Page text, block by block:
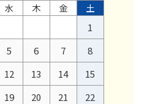
水 木 金
土
1
5 6 7
8
12 13 14
15
19 20 21
22